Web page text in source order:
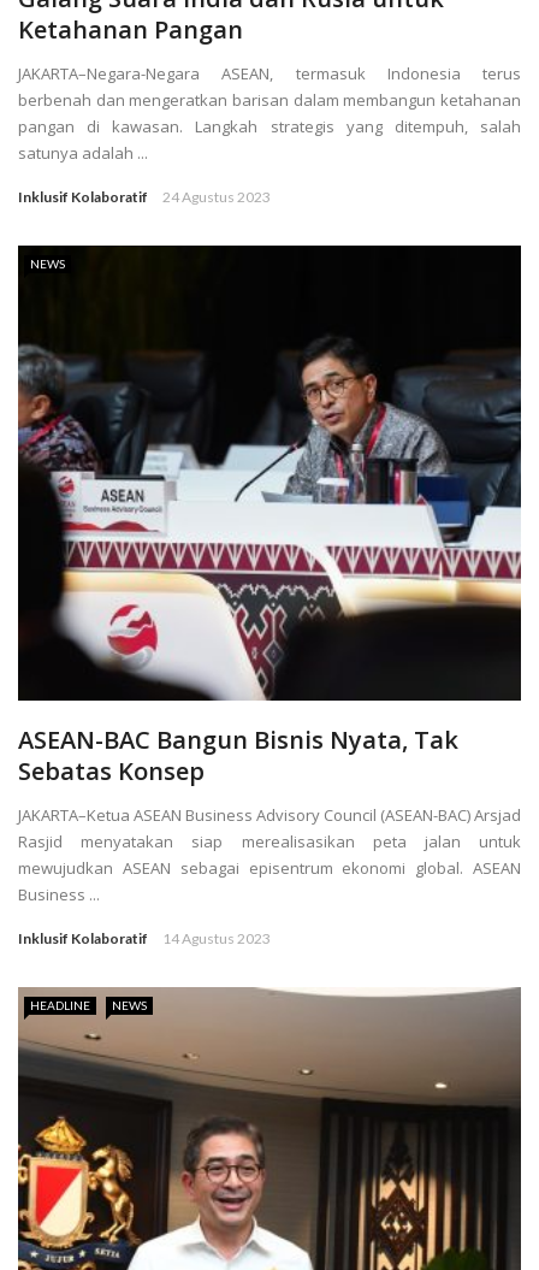
Ketahanan Pangan
JAKARTA–Negara-Negara ASEAN, termasuk Indonesia terus
berbenah dan mengeratkan barisan dalam membangun ketahanan
pangan di kawasan. Langkah strategis yang ditempuh, salah
satunya adalah ...
Inklusif Kolaboratif 24 Agustus 2023
NEWS
ASEAN-BAC Bangun Bisnis Nyata, Tak
Sebatas Konsep
JAKARTA–Ketua ASEAN Business Advisory Council (ASEAN-BAC) Arsjad
Rasjid menyatakan siap merealisasikan peta jalan untuk
mewujudkan ASEAN sebagai episentrum ekonomi global. ASEAN
Business ...
Inklusif Kolaboratif 14 Agustus 2023
HEADLINE NEWS